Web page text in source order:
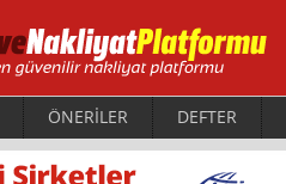
ÖNERİLER DEFTER